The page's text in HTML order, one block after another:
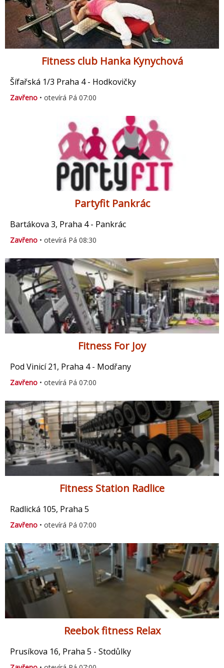
Fitness club Hanka Kynychová
Šífařská 1/3 Praha 4 - Hodkovičky
Zavřeno • otevírá Pá 07:00
Partyfit Pankrác
Bartákova 3, Praha 4 - Pankrác
Zavřeno • otevírá Pá 08:30
Fitness For Joy
Pod Vinicí 21, Praha 4 - Modřany
Zavřeno • otevírá Pá 07:00
Fitness Station Radlice
Radlická 105, Praha 5
Zavřeno • otevírá Pá 07:00
Reebok fitness Relax
Prusíkova 16, Praha 5 - Stodůlky